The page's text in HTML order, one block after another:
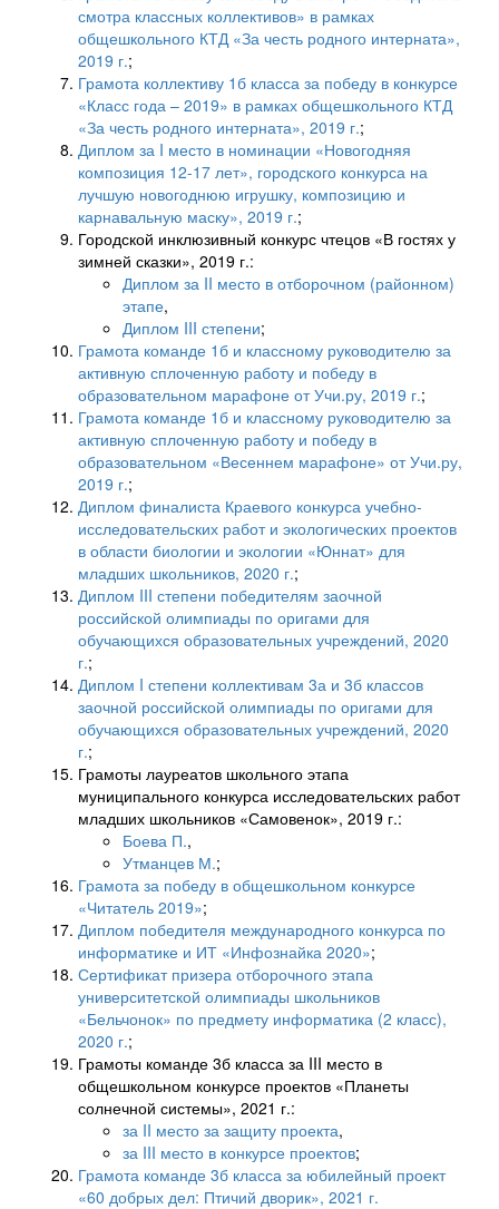
смотра классных коллективов» в рамках
общешкольного КТД «За честь родного интерната»,
2019 г.;
Грамота коллективу 1б класса за победу в конкурсе
«Класс года – 2019» в рамках общешкольного КТД
«За честь родного интерната», 2019 г.;
Диплом за I место в номинации «Новогодняя
композиция 12-17 лет», городского конкурса на
лучшую новогоднюю игрушку, композицию и
карнавальную маску», 2019 г.;
Городской инклюзивный конкурс чтецов «В гостях у
зимней сказки», 2019 г.:
Диплом за II место в отборочном (районном)
этапе,
Диплом III степени;
Грамота команде 1б и классному руководителю за
активную сплоченную работу и победу в
образовательном марафоне от Учи.ру, 2019 г.;
Грамота команде 1б и классному руководителю за
активную сплоченную работу и победу в
образовательном «Весеннем марафоне» от Учи.ру,
2019 г.;
Диплом финалиста Краевого конкурса учебно-
исследовательских работ и экологических проектов
в области биологии и экологии «Юннат» для
младших школьников, 2020 г.;
Диплом III степени победителям заочной
российской олимпиады по оригами для
обучающихся образовательных учреждений, 2020
г.;
Диплом I степени коллективам 3а и 3б классов
заочной российской олимпиады по оригами для
обучающихся образовательных учреждений, 2020
г.;
Грамоты лауреатов школьного этапа
муниципального конкурса исследовательских работ
младших школьников «Самовенок», 2019 г.:
Боева П.,
Утманцев М.;
Грамота за победу в общешкольном конкурсе
«Читатель 2019»;
Диплом победителя международного конкурса по
информатике и ИТ «Инфознайка 2020»;
Сертификат призера отборочного этапа
университетской олимпиады школьников
«Бельчонок» по предмету информатика (2 класс),
2020 г.;
Грамоты команде 3б класса за III место в
общешкольном конкурсе проектов «Планеты
солнечной системы», 2021 г.:
за II место за защиту проекта,
за III место в конкурсе проектов;
Грамота команде 3б класса за юбилейный проект
«60 добрых дел: Птичий дворик», 2021 г.